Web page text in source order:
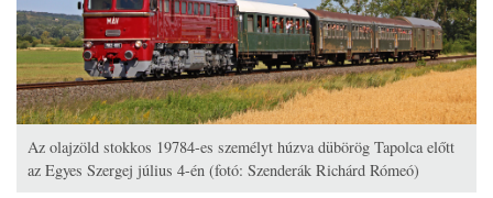
Az olajzöld stokkos 19784-es személyt húzva dübörög Tapolca előtt
az Egyes Szergej július 4-én (fotó: Szenderák Richárd Rómeó)